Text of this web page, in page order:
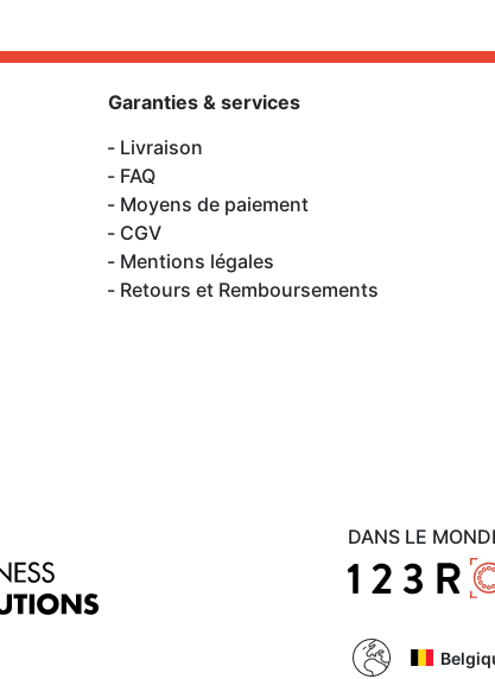
Garanties & services
Livraison
FAQ
Moyens de paiement
CGV
Mentions légales
Retours et Remboursements
DANS LE